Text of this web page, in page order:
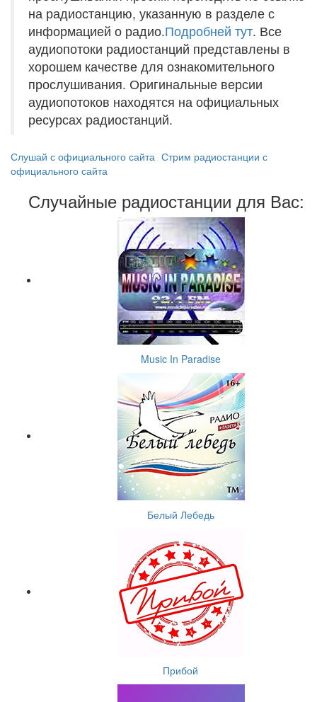
на радиостанцию, указанную в разделе с
информацией о радио.Подробней тут. Все
аудиопотоки радиостанций представлены в
хорошем качестве для ознакомительного
прослушивания. Оригинальные версии
аудиопотоков находятся на официальных
ресурсах радиостанций.
Слушай с официального сайта Стрим радиостанции с
официального сайта
Случайные радиостанции для Вас:
Music In Paradise
Белый Лебедь
Прибой